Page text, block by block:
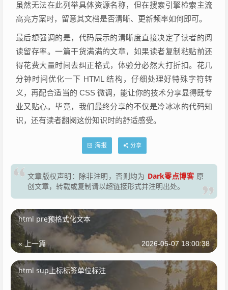
虽然无法在此列举具体资源名称，但在搜索引擎检索主流
高亮方案时，留意其文档是否清晰、更新频率如何即可。
最后想强调的是，代码展示的清晰度直接决定了读者的阅
读留存率。一篇干货满满的文章，如果读者复制粘贴前还
得花费大量时间去纠正格式，体验分必然大打折扣。花几
分钟时间优化一下 HTML 结构，仔细处理好特殊字符转
义，再配合适当的 CSS 微调，能让你的技术分享显得既专
业又贴心。毕竟，我们最终分享的不仅是冷冰冰的代码知
识，还有读者翻阅这份知识时的舒适感受。
海报 分享
文章版权声明：除非注明，否则均为 Dark零点博客 原
创文章，转载或复制请以超链接形式并注明出处。
html pre预格式化文本
« 上一篇 2026-05-07 18:00:38
html sup上标标签单位标注